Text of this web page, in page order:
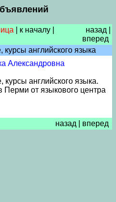
к началу назад
вперед
курсы английского языка
Александровна
курсы английского языка.
Перми от языкового центра
назад вперед